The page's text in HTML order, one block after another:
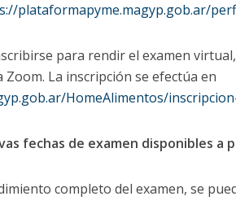
plataformapyme.magyp.gob.ar/
para rendir el examen
La inscripción se efectúa en
HomeAlimentos/
fechas de examen disponibles a
completo del examen, se